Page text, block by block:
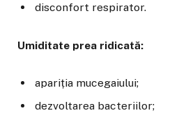
disconfort respirator.
Umiditate prea ridicată:
apariția mucegaiului;
dezvoltarea bacteriilor;